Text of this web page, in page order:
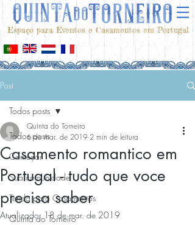
Espaço para Eventos e Casamentos em Portugal
Post
Todos posts
Começar
Sua comunidade
Tenda para Casamentos
Quinta do Torneiro
Todos posts
Casamento romantico em
Portugal - tudo que voce
precisa saber
Quinta do Torneiro
6 de mar. de 2019 2 min de leitura
Atualizado: 18 de mar. de 2019